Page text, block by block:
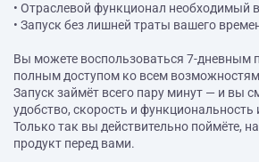
• Отраслевой функционал необходимый
• Запуск без лишней траты вашего
Вы можете воспользоваться 7-дневным
полным доступом ко всем
Запуск займёт всего пару минут — и вы
удобство, скорость и функциональность
Только так вы действительно поймёте,
продукт перед вами.